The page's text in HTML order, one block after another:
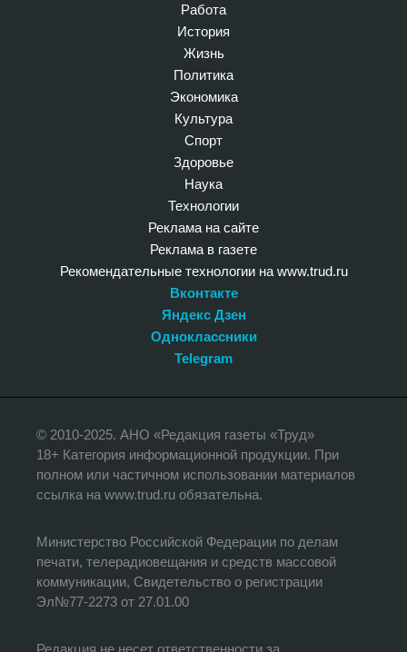
Работа
История
Жизнь
Политика
Экономика
Культура
Спорт
Здоровье
Наука
Технологии
Реклама на сайте
Реклама в газете
Рекомендательные технологии на www.trud.ru
Вконтакте
Яндекс Дзен
Одноклассники
Telegram
© 2010-2025. АНО «Редакция газеты «Труд»
18+ Категория информационной продукции. При
полном или частичном использовании материалов
ссылка на www.trud.ru обязательна.
Министерство Российской Федерации по делам
печати, телерадиовещания и средств массовой
коммуникации, Свидетельство о регистрации
Эл№77-2273 от 27.01.00
Редакция не несет ответственности за